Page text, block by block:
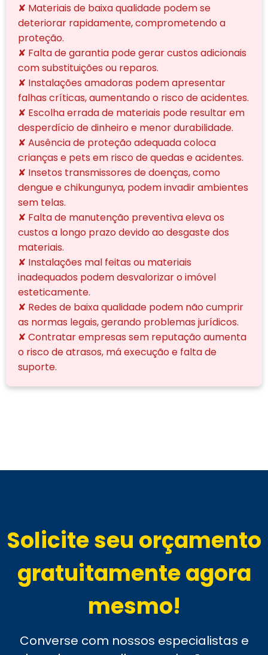
✘ Materiais de baixa qualidade podem se
deteriorar rapidamente, comprometendo a
proteção.
✘ Falta de garantia pode gerar custos adicionais
com substituições ou reparos.
✘ Instalações amadoras podem apresentar
falhas críticas, aumentando o risco de acidentes.
✘ Escolha errada de materiais pode resultar em
desperdício de dinheiro e menor durabilidade.
✘ Ausência de proteção adequada coloca
crianças e pets em risco de quedas e acidentes.
✘ Insetos transmissores de doenças, como
dengue e chikungunya, podem invadir ambientes
sem telas.
✘ Falta de manutenção preventiva eleva os
custos a longo prazo devido ao desgaste dos
materiais.
✘ Instalações mal feitas ou materiais
inadequados podem desvalorizar o imóvel
esteticamente.
✘ Redes de baixa qualidade podem não cumprir
as normas legais, gerando problemas jurídicos.
✘ Contratar empresas sem reputação aumenta
o risco de atrasos, má execução e falta de
suporte.
Solicite seu orçamento
gratuitamente agora
mesmo!
Converse com nossos especialistas e